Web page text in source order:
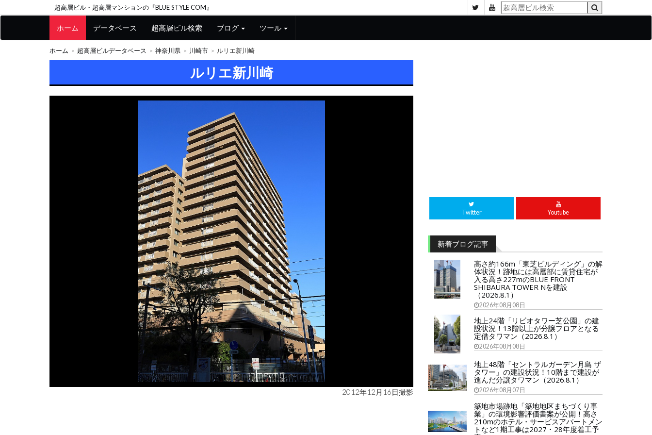
超高層ビル・超高層マンションの『BLUE STYLE COM』
ホーム データベース 超高層ビル検索 ブログ ツール
ホーム 超高層ビルデータベース 神奈川県 川崎市 ルリエ新川崎
ルリエ新川崎
2012年12月16日撮影
Twitter Youtube
新着ブログ記事
高さ約166m「東芝ビルディング」の解
体状況！跡地には高層部に賃貸住宅が
入る高さ227mのBLUE FRONT
SHIBAURA TOWER Nを建設
（2026.8.1）
2026年08月08日
地上24階「リビオタワー芝公園」の建
設状況！13階以上が分譲フロアとなる
定借タワマン（2026.8.1）
2026年08月08日
地上48階「セントラルガーデン月島 ザ
タワー」の建設状況！10階まで建設が
進んだ分譲タワマン（2026.8.1）
2026年08月07日
築地市場跡地「築地地区まちづくり事
業」の環境影響評価書案が公開！高さ
210mのホテル・サービスアパートメン
トなど1期工事は2027・28年度着工予